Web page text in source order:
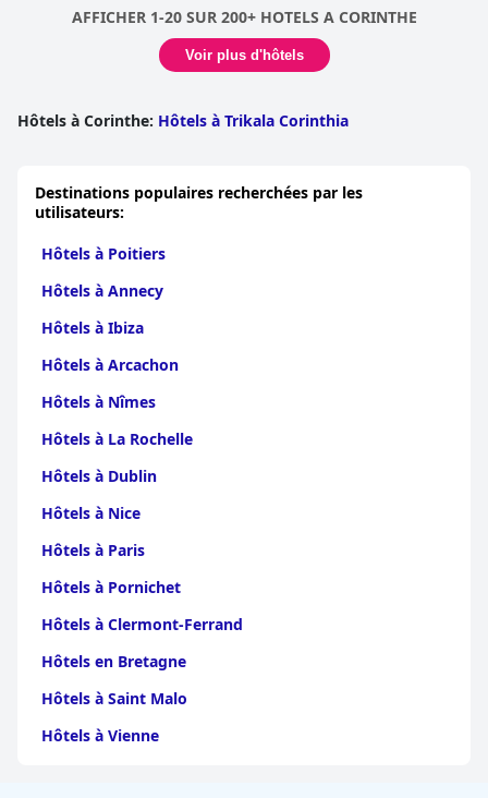
propre et agréable à Loutraki.
AFFICHER 1-20 SUR 200+ HOTELS A CORINTHE
Voir plus d'hôtels
Hôtels à Corinthe: Hôtels à Trikala Corinthia
Destinations populaires recherchées par les
utilisateurs:
Hôtels à Poitiers
Hôtels à Annecy
Hôtels à Ibiza
Hôtels à Arcachon
Hôtels à Nîmes
Hôtels à La Rochelle
Hôtels à Dublin
Hôtels à Nice
Hôtels à Paris
Hôtels à Pornichet
Hôtels à Clermont-Ferrand
Hôtels en Bretagne
Hôtels à Saint Malo
Hôtels à Vienne